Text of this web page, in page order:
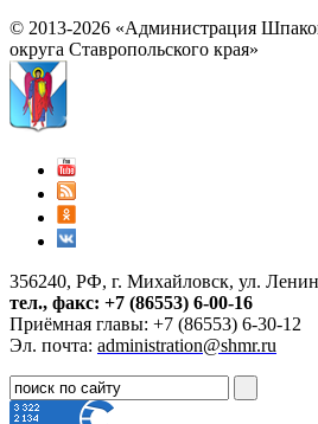
© 2013-2026 «Администрация
округа Ставропольского края»
356240, РФ, г. Михайловск, ул.
тел., факс: +7 (86553) 6-00-16
Приёмная главы: +7 (86553) 6-30-12
Эл. почта: administration@shmr.ru